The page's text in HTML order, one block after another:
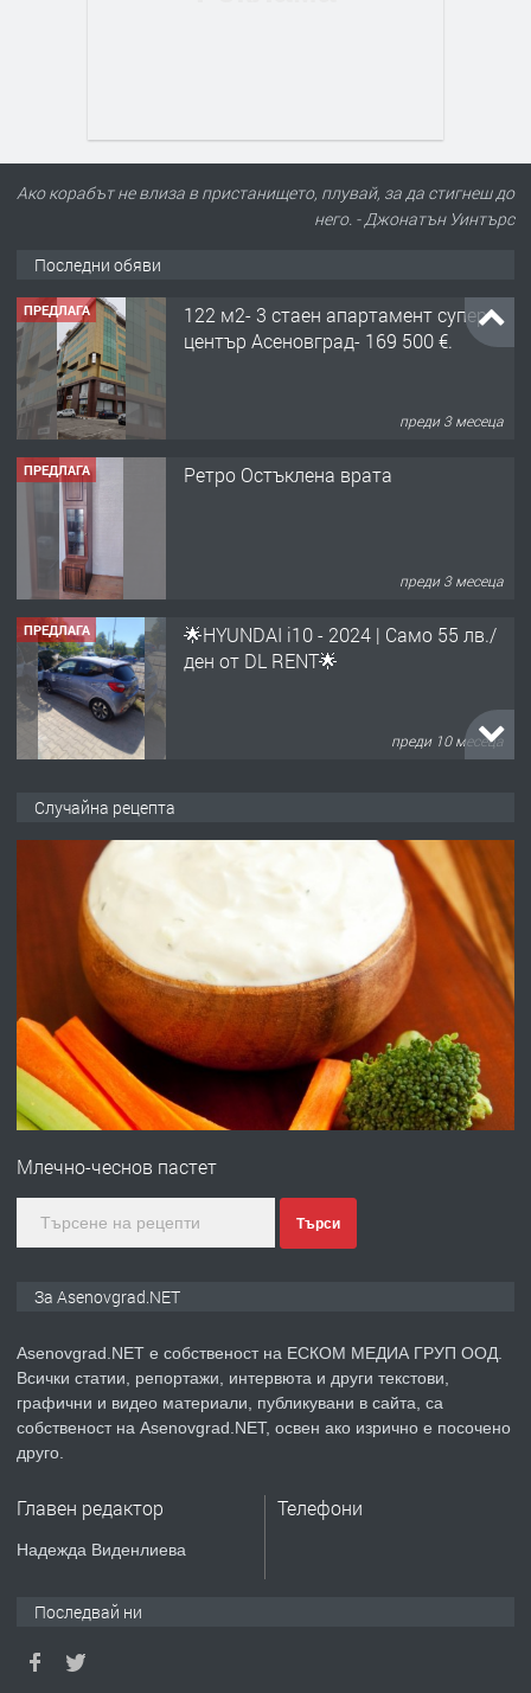
Ако корабът не влиза в пристанището, плувай, за да стигнеш до
него. - Джонатън Уинтърс
Последни обяви
ПРЕДЛАГА
122 м2- 3 стаен апартамент супер
център Асеновград- 169 500 €.
преди 3 месеца
ПРЕДЛАГА Ретро Остъклена врата
преди 3 месеца
ПРЕДЛАГА
🌟HYUNDAI i10 - 2024 | Само 55 лв./
ден от DL RENT🌟
преди 10 месеца
преди 1 година
Професионална зеленчукорезачка
за заведения и дома
преди 1 година
ПРЕДЛАГА Дава под наем Асеновград
преди 2 години
ПРЕДЛАГА ремонт на покриви
Случайна рецепта
Млечно-чеснов пастет
Търси
За Asenovgrad.NET
Asenovgrad.NET е собственост на ЕСКОМ МЕДИА ГРУП ООД.
Всички статии, репортажи, интервюта и други текстови,
графични и видео материали, публикувани в сайта, са
собственост на Asenovgrad.NET, освен ако изрично е посочено
друго.
Главен редактор
Надежда Виденлиева
Телефони
Последвай ни